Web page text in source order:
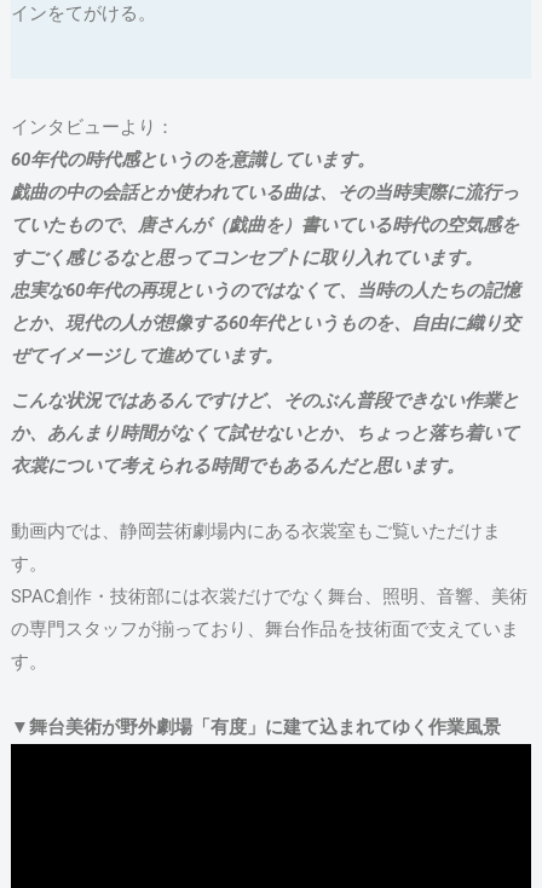
インをてがける。
インタビューより：
60年代の時代感というのを意識しています。
戯曲の中の会話とか使われている曲は、その当時実際に流行っ
ていたもので、唐さんが（戯曲を）書いている時代の空気感を
すごく感じるなと思ってコンセプトに取り入れています。
忠実な60年代の再現というのではなくて、当時の人たちの記憶
とか、現代の人が想像する60年代というものを、自由に織り交
ぜてイメージして進めています。
こんな状況ではあるんですけど、そのぶん普段できない作業と
か、あんまり時間がなくて試せないとか、ちょっと落ち着いて
衣裳について考えられる時間でもあるんだと思います。
動画内では、静岡芸術劇場内にある衣裳室もご覧いただけま
す。
SPAC創作・技術部には衣裳だけでなく舞台、照明、音響、美術
の専門スタッフが揃っており、舞台作品を技術面で支えていま
す。
▼舞台美術が野外劇場「有度」に建て込まれてゆく作業風景